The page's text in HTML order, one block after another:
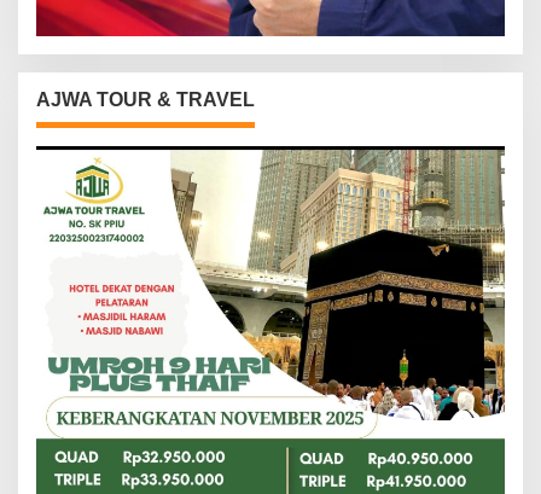
AJWA TOUR & TRAVEL